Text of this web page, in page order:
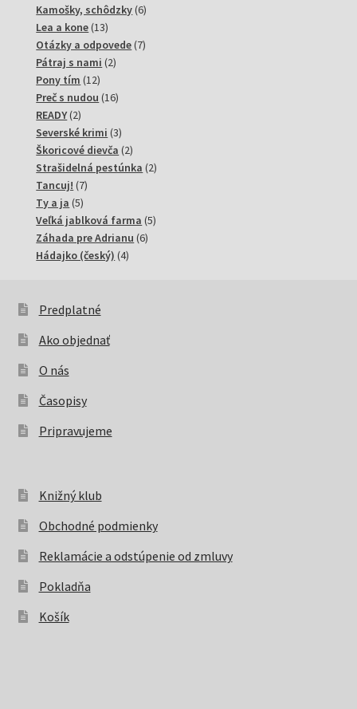
Kamošky, schôdzky 66
Lea a kone 1313
produktov
Otázky a odpovede 77
Pátraj s nami 22
Pony tím 1212
produktov
Preč s nudou 1616
READY 22
produkty
Severské krimi 33
produkty
Škoricové dievča 22
produkty
Strašidelná pestúnka 22
Tancuj! 77
Ty a ja 55
produktov
Veľká jablková farma 55
Záhada pre Adrianu 66
Hádajko (český) 44
Predplatné
Ako objednať
O nás
Časopisy
Pripravujeme
Knižný klub
Obchodné podmienky
Reklamácie a odstúpenie od zmluvy
Pokladňa
Košík